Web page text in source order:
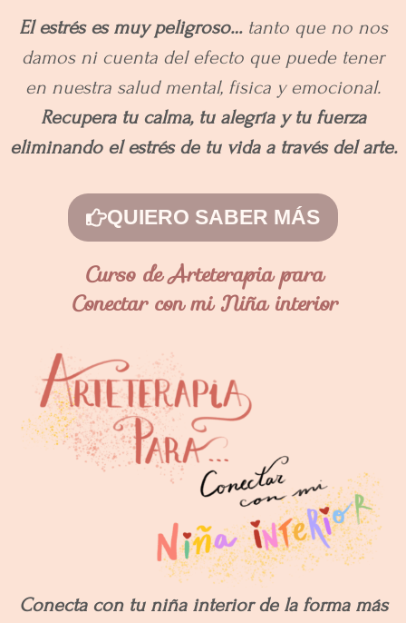
Curso de Arteterapia para
Conectar con mi Niña interior
Conecta con tu niña interior de la forma más
El estrés es muy peligroso…tanto que no nos
damos ni cuenta del efecto que puede tener
en nuestra salud mental, física y emocional.
Recupera tu calma, tu alegría y tu fuerza
eliminando el estrés de tu vida a través del arte.
QUIERO SABER MÁS